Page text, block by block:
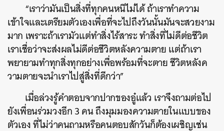
“เราว่ามันเป็นสิ่งที่ทุกคนหนีไม่ได้ ถ้าเราทำความ
เข้าใจและเตรียมตัวเองเพื่อที่จะไปถึงวันนั้นมันจะสวยงาม
มาก เพราะถ้าเรามัวแต่ทำสิ่งไร้สาระ ทำสิ่งที่ไม่ดีต่อชีวิต
เราเชื่อว่าจะส่งผลไม่ดีต่อชีวิตหลังความตาย แต่ถ้าเรา
พยายามทำทุกสิ่งทุกอย่างเพื่อพร้อมที่จะตาย ชีวิตหลังค
วามตายจะนำเราไปสู่สิ่งที่ดีกว่า”
เมื่อล่วงรู้คำตอบจากปากของอู๋แล้ว เราจึงถามต่อไป
ยังเพื่อนร่วมวงอีก 3 คน ถึงมุมมองความตายในแบบของ
ตัวเอง ที่ไม่ว่าคนถามหรือคนตอบสักวันก็ต้องเผชิญเช่น